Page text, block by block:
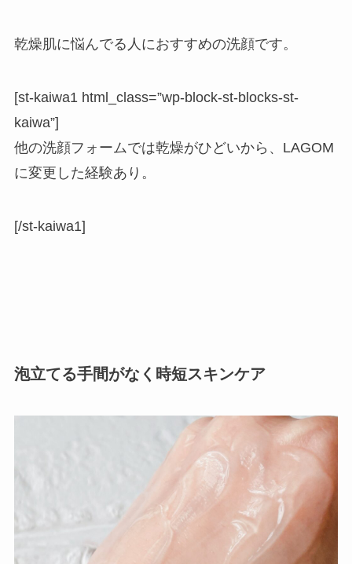
乾燥肌に悩んでる人におすすめの洗顔です。
[st-kaiwa1 html_class=”wp-block-st-blocks-st-
kaiwa”]
他の洗顔フォームでは乾燥がひどいから、LAGOM
に変更した経験あり。
[/st-kaiwa1]
泡立てる手間がなく時短スキンケア